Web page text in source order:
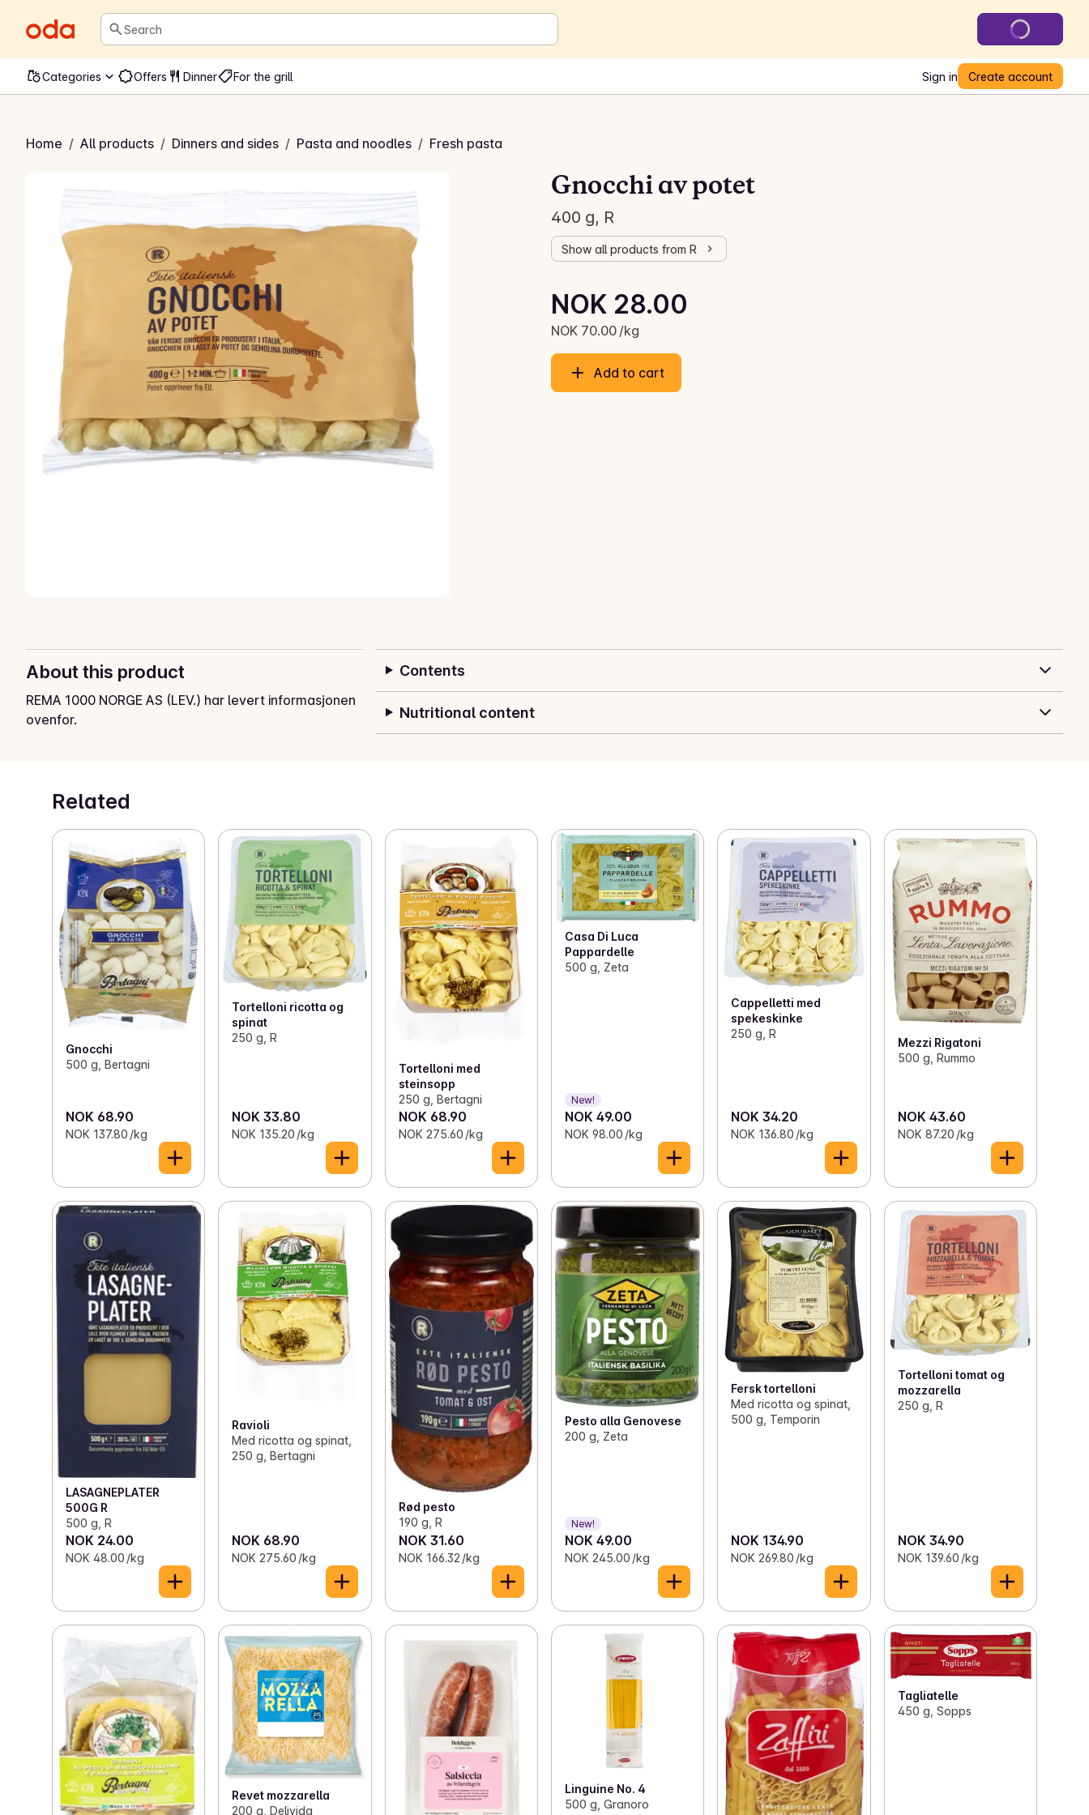
Search
Categories Offers Dinner For the grill Sign in Create account
Home / All products / Dinners and sides / Pasta and noodles / Fresh pasta
av potet
Gnocchi av potet
400 g, R
Show all products from R
Current price is: NOK 28.00
NOK 28.00
NOK 70.00 /kg
Unit price: NOK 70.00 /kg
Add to cart
About this product
REMA 1000 NORGE AS (LEV.) har levert informasjonen
ovenfor.
Contents
Nutritional content
Related
Gnocchi
500 g, Bertagni
NOK 68.90
NOK 137.80 /kg
Tortelloni ricotta og
spinat
250 g, R
NOK 33.80
NOK 135.20 /kg
Tortelloni med
steinsopp
250 g, Bertagni
NOK 68.90
NOK 275.60 /kg
Casa Di Luca
Pappardelle
500 g, Zeta
New!
NOK 49.00
NOK 98.00 /kg
Cappelletti med
spekeskinke
250 g, R
NOK 34.20
NOK 136.80 /kg
Mezzi Rigatoni
500 g, Rummo
NOK 43.60
NOK 87.20 /kg
LASAGNEPLATER
500G R
500 g, R
NOK 24.00
NOK 48.00 /kg
Ravioli
Med ricotta og spinat,
250 g, Bertagni
NOK 68.90
NOK 275.60 /kg
Rød pesto
190 g, R
NOK 31.60
NOK 166.32 /kg
Pesto alla Genovese
200 g, Zeta
New!
NOK 49.00
NOK 245.00 /kg
Fersk tortelloni
Med ricotta og spinat,
500 g, Temporin
NOK 134.90
NOK 269.80 /kg
Tortelloni tomat og
mozzarella
250 g, R
NOK 34.90
NOK 139.60 /kg
Revet mozzarella
200 g, Delivida
Linguine No. 4
500 g, Granoro
Tagliatelle
450 g, Sopps